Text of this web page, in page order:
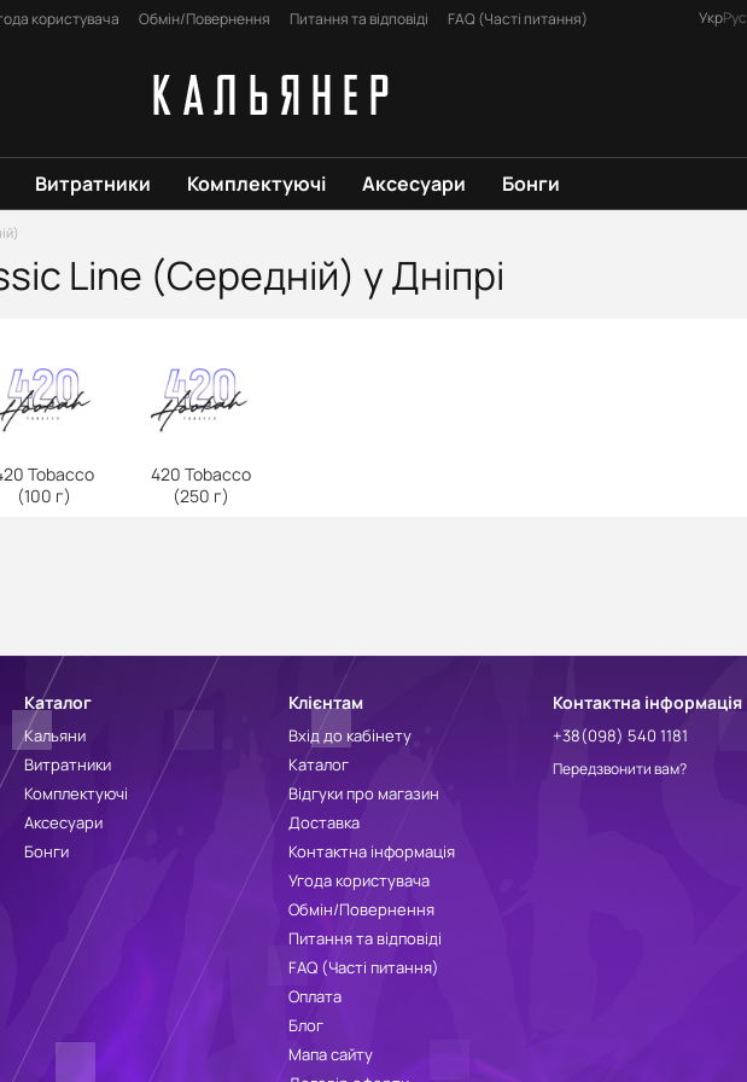
користувача Обмін/Повернення Питання та відповіді
FAQ (Часті питання)
УкрРус
Витратники Комплектуючі Аксесуари Бонги
Line (Середній) у Дніпрі
Tobacco
(100 г)
420 Tobacco
(250 г)
Каталог
Кальяни
Витратники
Комплектуючі
Аксесуари
Бонги
Клієнтам
Вхід до кабінету
Каталог
Відгуки про магазин
Доставка
Контактна інформація
Угода користувача
Обмін/Повернення
Питання та відповіді
FAQ (Часті питання)
Оплата
Блог
Мапа сайту
Контактна інформація
+38(098) 540 1181
Передзвонити вам?